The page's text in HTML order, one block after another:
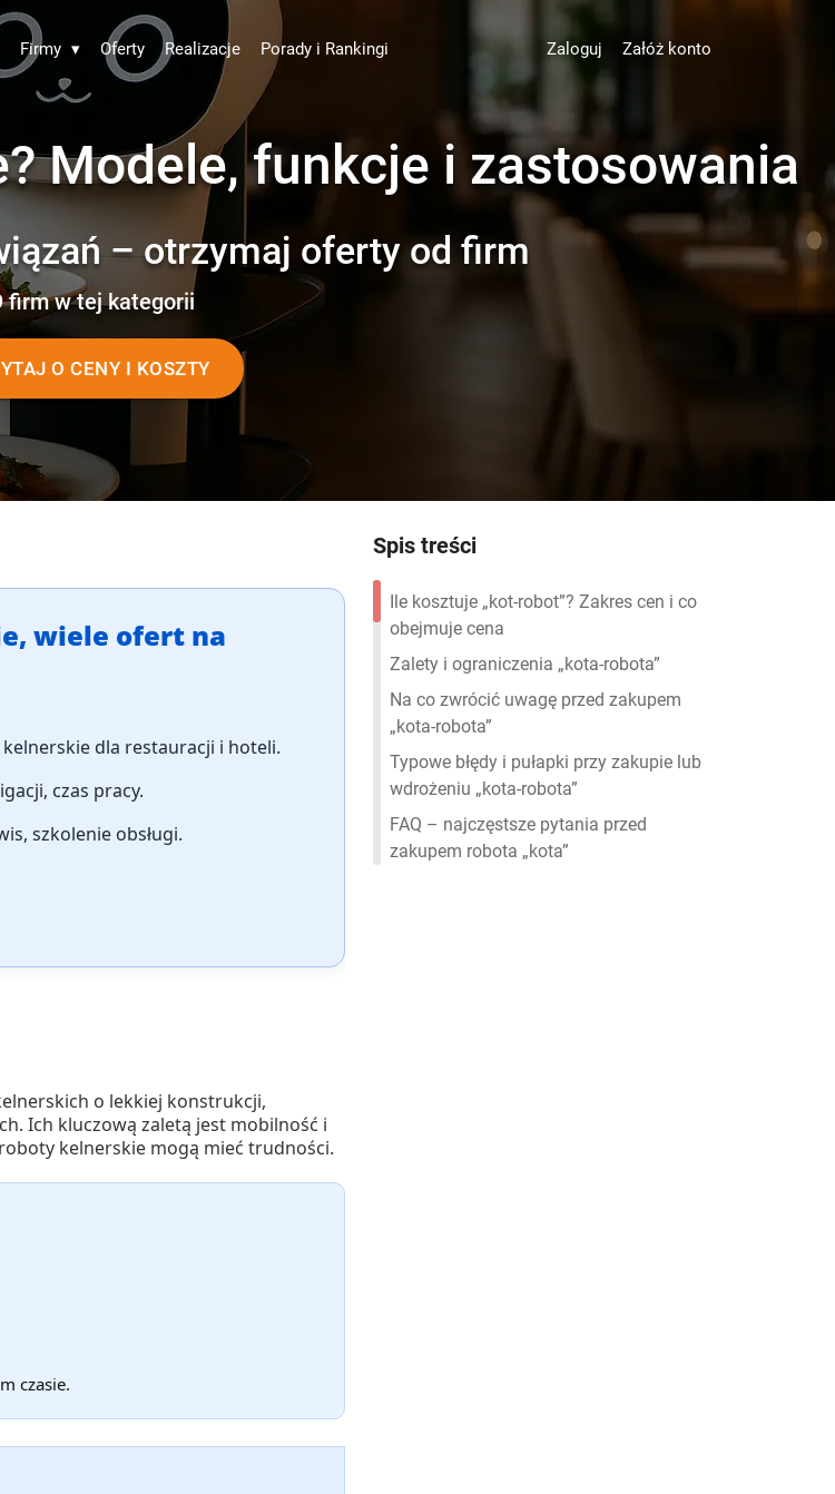
Firmy ▾ Oferty Realizacje Porady i Rankingi Zaloguj Załóż konto
Modele, funkcje i zastosowania
– otrzymaj oferty od firm
firm w tej kategorii
O CENY I KOSZTY
wiele ofert na
dla restauracji i hoteli.
czas pracy.
szkolenie obsługi.
o lekkiej konstrukcji,
Ich kluczową zaletą jest mobilność i
kelnerskie mogą mieć trudności.
czasie.
Spis treści
Ile kosztuje „kot-robot”? Zakres cen i co
obejmuje cena
Zalety i ograniczenia „kota-robota”
Na co zwrócić uwagę przed zakupem
„kota-robota”
Typowe błędy i pułapki przy zakupie lub
wdrożeniu „kota-robota”
FAQ – najczęstsze pytania przed
zakupem robota „kota”